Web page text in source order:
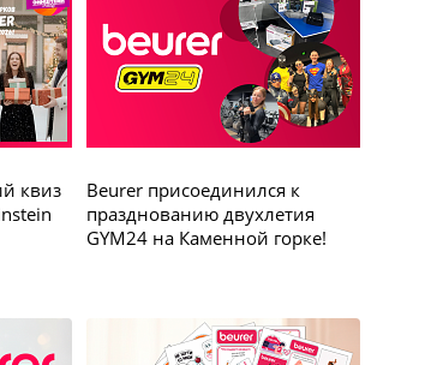
квиз
Beurer присоединился к
празднованию двухлетия
GYM24 на Каменной горке!